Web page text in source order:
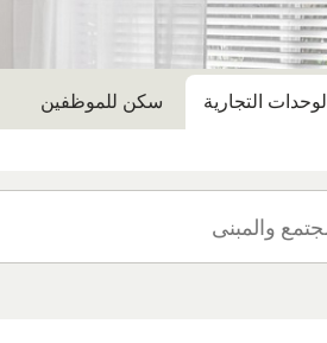
الوحدات التجارية سكن للموظفين